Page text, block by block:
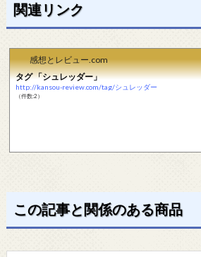
関連リンク
感想とレビュー.com
タグ 「シュレッダー」
http://kansou-review.com/tag/シュレッダー
（件数:2）
この記事と関係のある商品